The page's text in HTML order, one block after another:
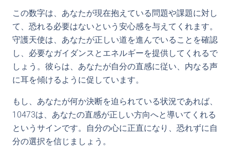
この数字は、あなたが現在抱えている問題や課題に対し
て、恐れる必要はないという安心感を与えてくれます。
守護天使は、あなたが正しい道を進んでいることを確認
し、必要なガイダンスとエネルギーを提供してくれるで
しょう。彼らは、あなたが自分の直感に従い、内なる声
に耳を傾けるように促しています。
もし、あなたが何か決断を迫られている状況であれば、
10473は、あなたの直感が正しい方向へと導いてくれる
というサインです。自分の心に正直になり、恐れずに自
分の選択を信じましょう。